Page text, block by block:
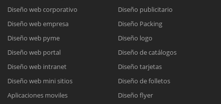
Diseño web corporativo
Diseño web empresa
Diseño web pyme
Diseño web portal
Diseño web intranet
Diseño web mini sitios
Aplicaciones moviles
Diseño publicitario
Diseño Packing
Diseño logo
Diseño de catálogos
Diseño tarjetas
Diseño de folletos
Diseño flyer